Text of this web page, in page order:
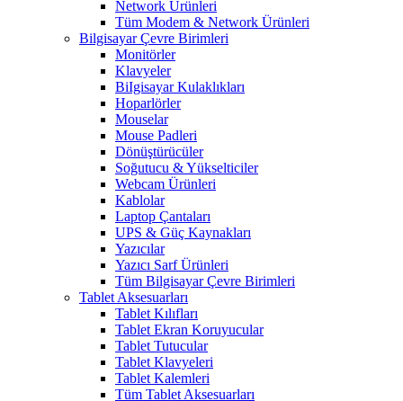
Network Ürünleri
Tüm Modem & Network Ürünleri
Bilgisayar Çevre Birimleri
Monitörler
Klavyeler
BiIgisayar Kulaklıkları
Hoparlörler
Mouselar
Mouse Padleri
Dönüştürücüler
Soğutucu & Yükselticiler
Webcam Ürünleri
Kablolar
Laptop Çantaları
UPS & Güç Kaynakları
Yazıcılar
Yazıcı Sarf Ürünleri
Tüm Bilgisayar Çevre Birimleri
Tablet Aksesuarları
Tablet Kılıfları
Tablet Ekran Koruyucular
Tablet Tutucular
Tablet Klavyeleri
Tablet Kalemleri
Tüm Tablet Aksesuarları